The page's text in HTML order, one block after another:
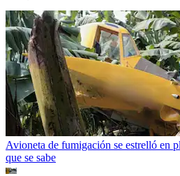
Avioneta de fumigación se estrelló en
que se sabe